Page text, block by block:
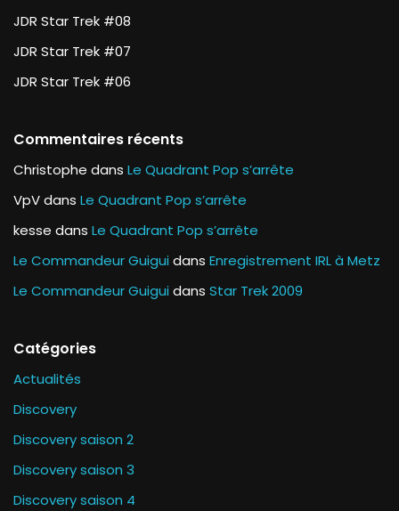
JDR Star Trek #08
JDR Star Trek #07
JDR Star Trek #06
Commentaires récents
Christophe dans Le Quadrant Pop s’arrête
VpVdans Le Quadrant Pop s’arrête
kesse dans Le Quadrant Pop s’arrête
Le Commandeur Guigui dans Enregistrement IRL à Metz
Le Commandeur Guigui dans Star Trek 2009
Catégories
Actualités
Discovery
Discovery saison 2
Discovery saison 3
Discovery saison 4